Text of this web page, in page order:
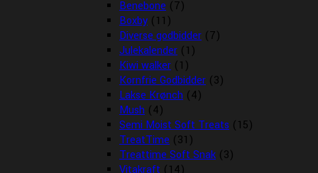
Benebone (7)
Boxby (11)
Diverse godbidder (7)
Julekalender (1)
Kiwi walker (1)
Kornfrie Godbidder (3)
Lakse Krønch (4)
Mush (4)
Semi Moist Soft Treats (15)
TreatTime (31)
Treattime Soft Snak (3)
Vitakraft (14)